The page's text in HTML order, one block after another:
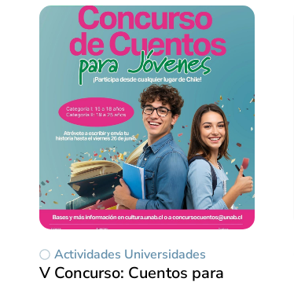
Actividades Universidades
V Concurso: Cuentos para